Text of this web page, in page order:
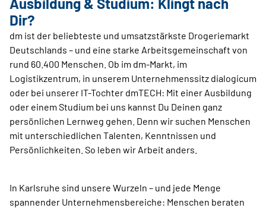
Dir?
dm ist der beliebteste und umsatzstärkste Drogeriemarkt
Deutschlands – und eine starke Arbeitsgemeinschaft von
rund 60.400 Menschen. Ob im dm-Markt, im
Logistikzentrum, in unserem Unternehmenssitz dialogicum
oder bei unserer IT-Tochter dmTECH: Mit einer Ausbildung
oder einem Studium bei uns kannst Du Deinen ganz
persönlichen Lernweg gehen. Denn wir suchen Menschen
mit unterschiedlichen Talenten, Kenntnissen und
Persönlichkeiten. So leben wir Arbeit anders.
In Karlsruhe sind unsere Wurzeln – und jede Menge
spannender Unternehmensbereiche: Menschen beraten